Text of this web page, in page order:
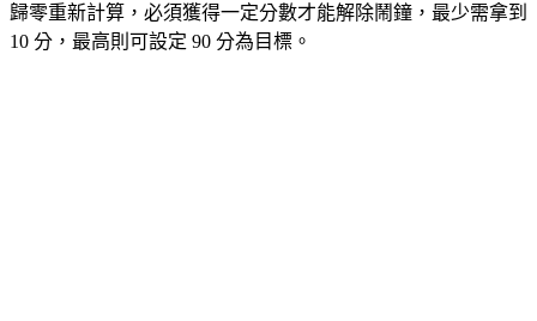
歸零重新計算，必須獲得一定分數才能解除鬧鐘，最少需拿到
10 分，最高則可設定 90 分為目標。